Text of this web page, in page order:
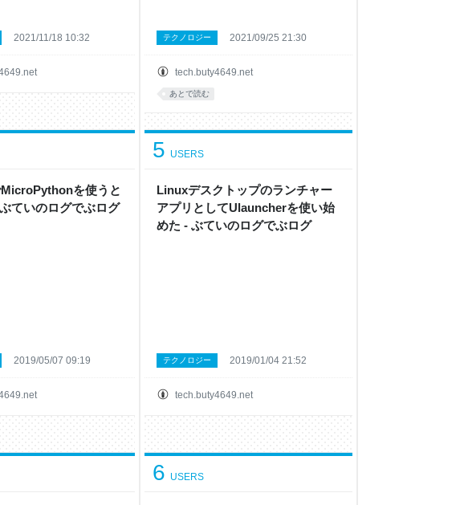
2021/11/18 10:32
tech.buty4649.net
テクノロジー 2021/09/25 21:30
あとで読む
を使うと
ていのログでぶログ
2019/05/07 09:19
Linuxデスクトップのランチャー
アプリとしてUlauncherを使い始
めた - ぶていのログでぶログ
5 USERS
tech.buty4649.net
テクノロジー 2019/01/04 21:52
6 USERS